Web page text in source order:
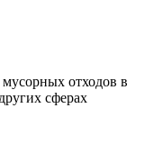
отходов в
сферах